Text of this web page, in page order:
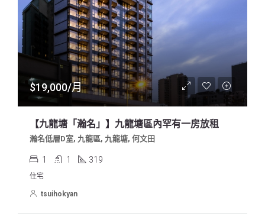
$19,000/月
【九龍塘「瀚名」】九龍塘區內罕有一房放租
瀚名低層D室, 九龍區, 九龍塘, 何文田
1 1 319
住宅
tsuihokyan